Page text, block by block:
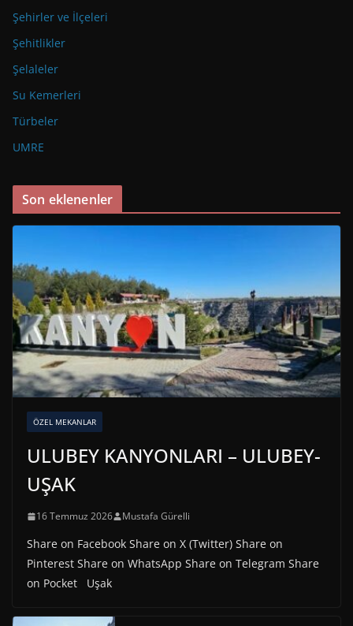
Şehirler ve İlçeleri
Şehitlikler
Şelaleler
Su Kemerleri
Türbeler
UMRE
Son eklenenler
ÖZEL MEKANLAR
ULUBEY KANYONLARI – ULUBEY-
UŞAK
16 Temmuz 2026 Mustafa Gürelli
Share on Facebook Share on X (Twitter) Share on
Pinterest Share on WhatsApp Share on Telegram Share
on Pocket Uşak